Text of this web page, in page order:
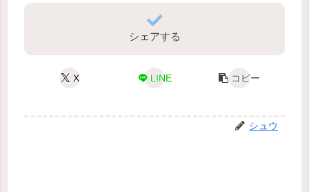
シェアする
X LINE コピー
シュウ